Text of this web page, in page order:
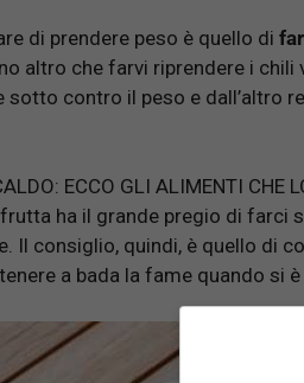
di prendere peso è quello di
altro che farvi riprendere i
sotto contro il peso e dall’altro
ECCO GLI ALIMENTI CHE
ha il grande pregio di farci
Il consiglio, quindi, è quello di
a bada la fame quando si è